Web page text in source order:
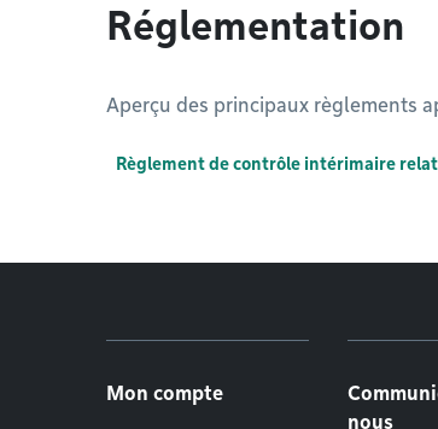
Réglementation
Aperçu des principaux règlements
Règlement de contrôle intérimaire
Mon compte
nous